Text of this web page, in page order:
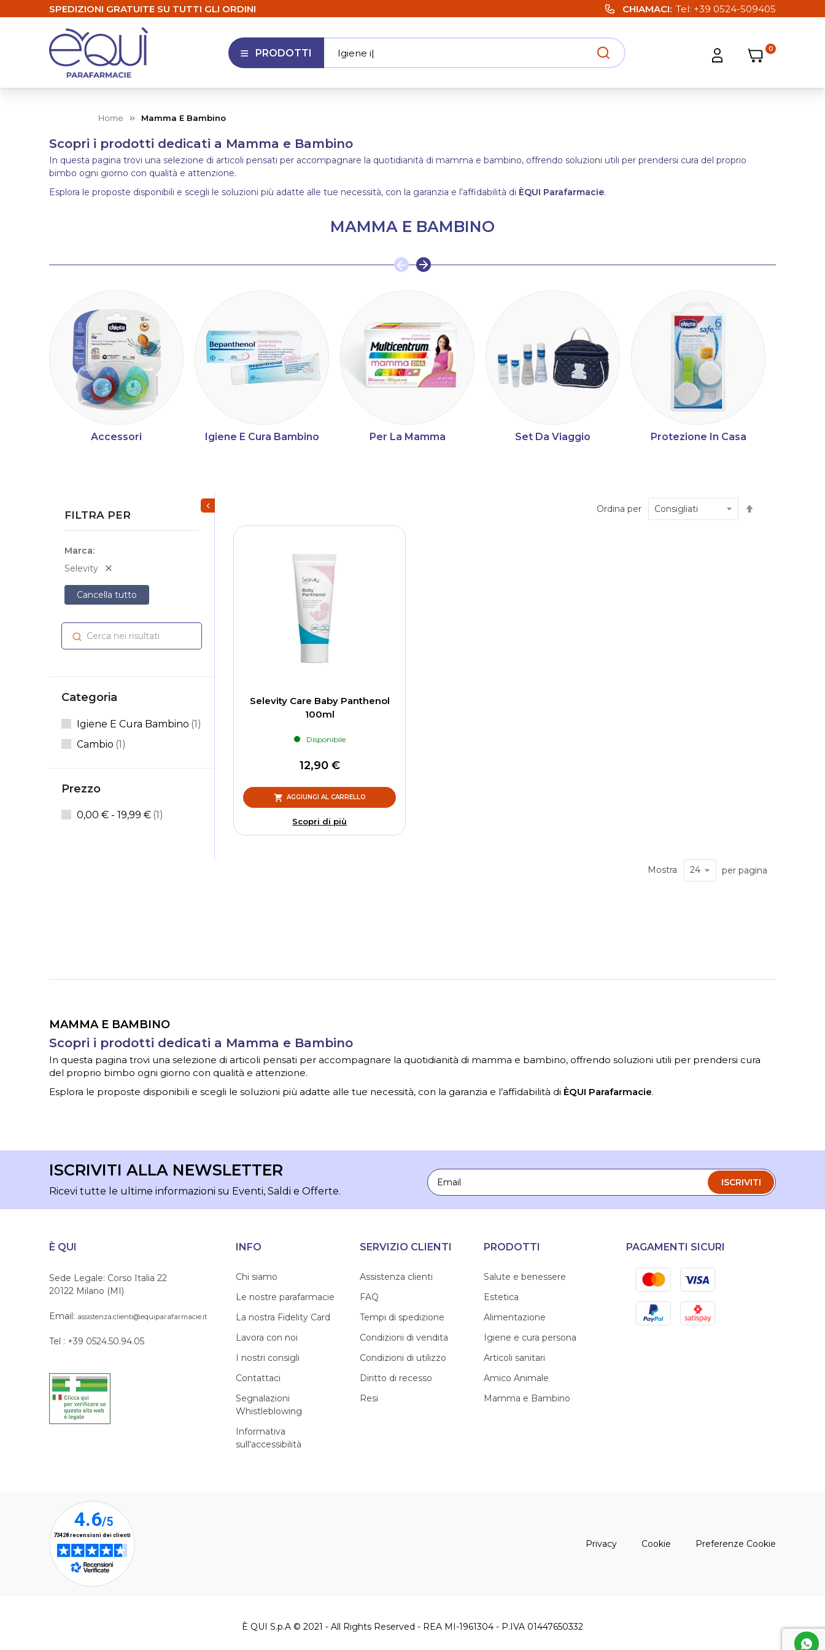
SPEDIZIONI GRATUITE SU TUTTI GLI ORDINI CHIAMACI Tel: +39 0524-509405
APRI MENU
PRODOTTI Apri ricerca
Ig|
Apri strumenti utente
Carrello
Carrello
0
Home Mamma E Bambino
Scopri i prodotti dedicati a Mamma e Bambino
In questa pagina trovi una selezione di articoli pensati per accompagnare la quotidianità di mamma e bambino, offrendo soluzioni utili per prendersi cura del proprio
bimbo ogni giorno con qualità e attenzione.
Esplora le proposte disponibili e scegli le soluzioni più adatte alle tue necessità, con la garanzia e l’affidabilità di ÈQUI Parafarmacie.
MAMMA E BAMBINO
Accessori Igiene E Cura Bambino Per La Mamma Set Da Viaggio Protezione In Casa
Ordina per
Selevity Care Baby Panthenol
100ml
Disponibile
12,90 €
AGGIUNGI AL CARRELLO
Scopri di più
Mostra per pagina
FILTRA PER
Marca
Selevity
Cancella tutto
Cerca nei risultati Cerca
Categoria
Igiene E Cura Bambino 1Elemento
Cambio 1Elemento
Prezzo
0,00 € - 19,99 € 1 elemento
Mostra/Nascondi filtri
MAMMA E BAMBINO
Scopri i prodotti dedicati a Mamma e Bambino
In questa pagina trovi una selezione di articoli pensati per accompagnare la quotidianità di mamma e bambino, offrendo soluzioni utili per prendersi cura
del proprio bimbo ogni giorno con qualità e attenzione.
Esplora le proposte disponibili e scegli le soluzioni più adatte alle tue necessità, con la garanzia e l’affidabilità di ÈQUI Parafarmacie.
ISCRIVITI ALLA NEWSLETTER
Ricevi tutte le ultime informazioni su Eventi, Saldi e Offerte.
Email
ISCRIVITI
È QUI
Sede Legale: Corso Italia 22
20122 Milano (MI)
Email: assistenza.clienti@equiparafarmacie.it
Tel : +39 0524.50.94.05
INFO
Chi siamo
Le nostre parafarmacie
La nostra Fidelity Card
Lavora con noi
I nostri consigli
Contattaci
Segnalazioni
Whistleblowing
Informativa
sull'accessibilità
SERVIZIO CLIENTI
Assistenza clienti
FAQ
Tempi di spedizione
Condizioni di vendita
Condizioni di utilizzo
Diritto di recesso
Resi
PRODOTTI
Salute e benessere
Estetica
Alimentazione
Igiene e cura persona
Articoli sanitari
Amico Animale
Mamma e Bambino
PAGAMENTI SICURI
MastercardVisa
PayPal Satispay
Privacy(apre una nuova finestra)
Cookie (apre una nuova finestra)
Preferenze Cookie
È QUI S.p.A © 2021 - All Rights Reserved - REA MI-1961304 - P.IVA 01447650332